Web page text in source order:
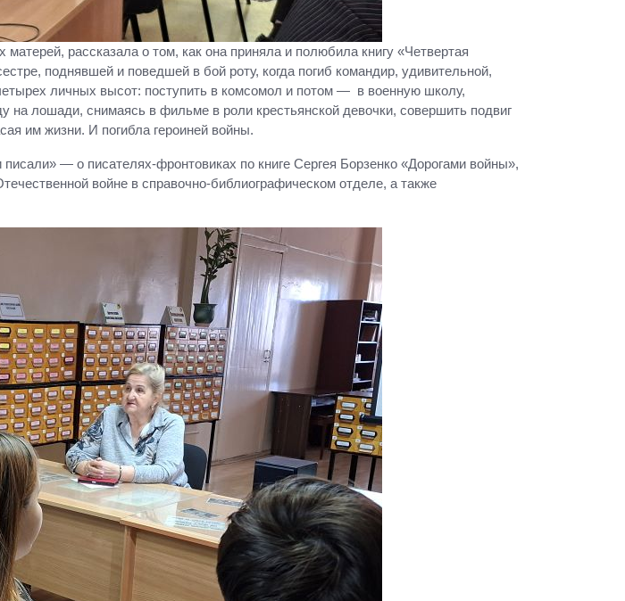
рассказала о том, как она приняла и полюбила книгу «Четвертая
поднявшей и поведшей в бой роту, когда погиб командир, удивительной,
личных высот: поступить в комсомол и потом — в военную школу,
лошади, снимаясь в фильме в роли крестьянской девочки, совершить подвиг
им жизни. И погибла героиней войны.
— о писателях-фронтовиках по книге Сергея Борзенко «Дорогами войны»,
войне в справочно-библиографическом отделе, а также